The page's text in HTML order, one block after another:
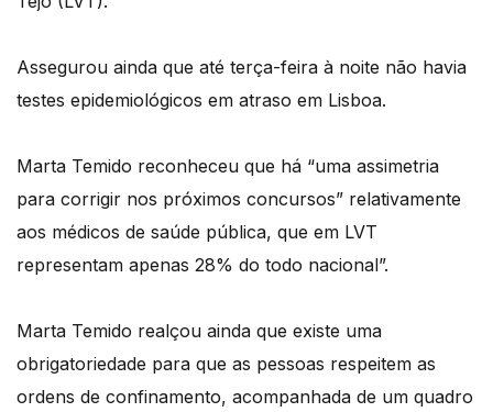
Assegurou ainda que até terça-feira à noite não havia
testes epidemiológicos em atraso em Lisboa.
Marta Temido reconheceu que há “uma assimetria
para corrigir nos próximos concursos” relativamente
aos médicos de saúde pública, que em LVT
representam apenas 28% do todo nacional”.
Marta Temido realçou ainda que existe uma
obrigatoriedade para que as pessoas respeitem as
ordens de confinamento, acompanhada de um quadro